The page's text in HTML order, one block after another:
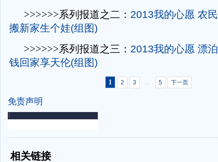
>>>>>>系列报道之二： 2013我的心愿 农
搬新家生个娃(组图)
>>>>>>系列报道之三： 2013我的心愿 漂
钱回家享天伦(组图)
1 2 3 ... 5 下一页
免责声明
-
相关链接